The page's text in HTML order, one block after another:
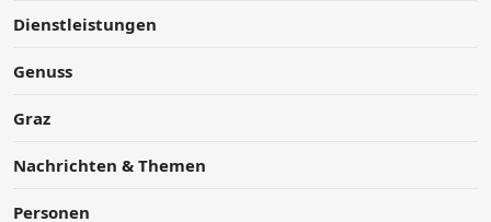
Dienstleistungen
Genuss
Graz
Nachrichten & Themen
Personen